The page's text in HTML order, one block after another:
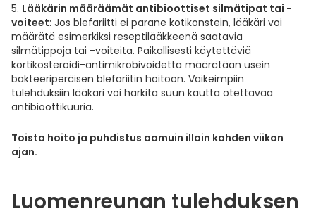
Lääkärin määräämät antibioottiset silmätipat tai -
voiteet: Jos blefariitti ei parane kotikonstein, lääkäri voi
määrätä esimerkiksi reseptilääkkeenä saatavia
silmätippoja tai -voiteita. Paikallisesti käytettäviä
kortikosteroidi-antimikrobivoidetta määrätään usein
bakteeriperäisen blefariitin hoitoon. Vaikeimpiin
tulehduksiin lääkäri voi harkita suun kautta otettavaa
antibioottikuuria.
Toista hoito ja puhdistus aamuin illoin kahden viikon
ajan.
Luomenreunan tulehduksen